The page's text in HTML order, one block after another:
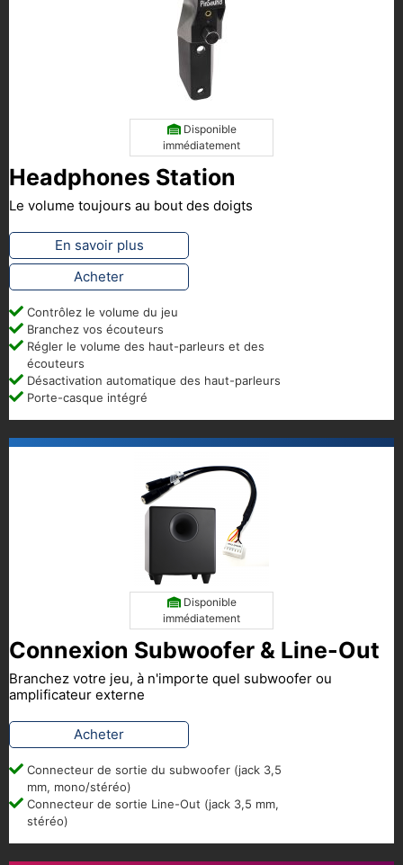
Disponible
immédiatement
Headphones Station
Le volume toujours au bout des doigts
En savoir plus
Acheter
Contrôlez le volume du jeu
Branchez vos écouteurs
Régler le volume des haut-parleurs et des
écouteurs
Désactivation automatique des haut-parleurs
Porte-casque intégré
Disponible
immédiatement
Connexion Subwoofer & Line-Out
Branchez votre jeu, à n'importe quel subwoofer ou
amplificateur externe
Acheter
Connecteur de sortie du subwoofer (jack 3,5
mm, mono/stéréo)
Connecteur de sortie Line-Out (jack 3,5 mm,
stéréo)